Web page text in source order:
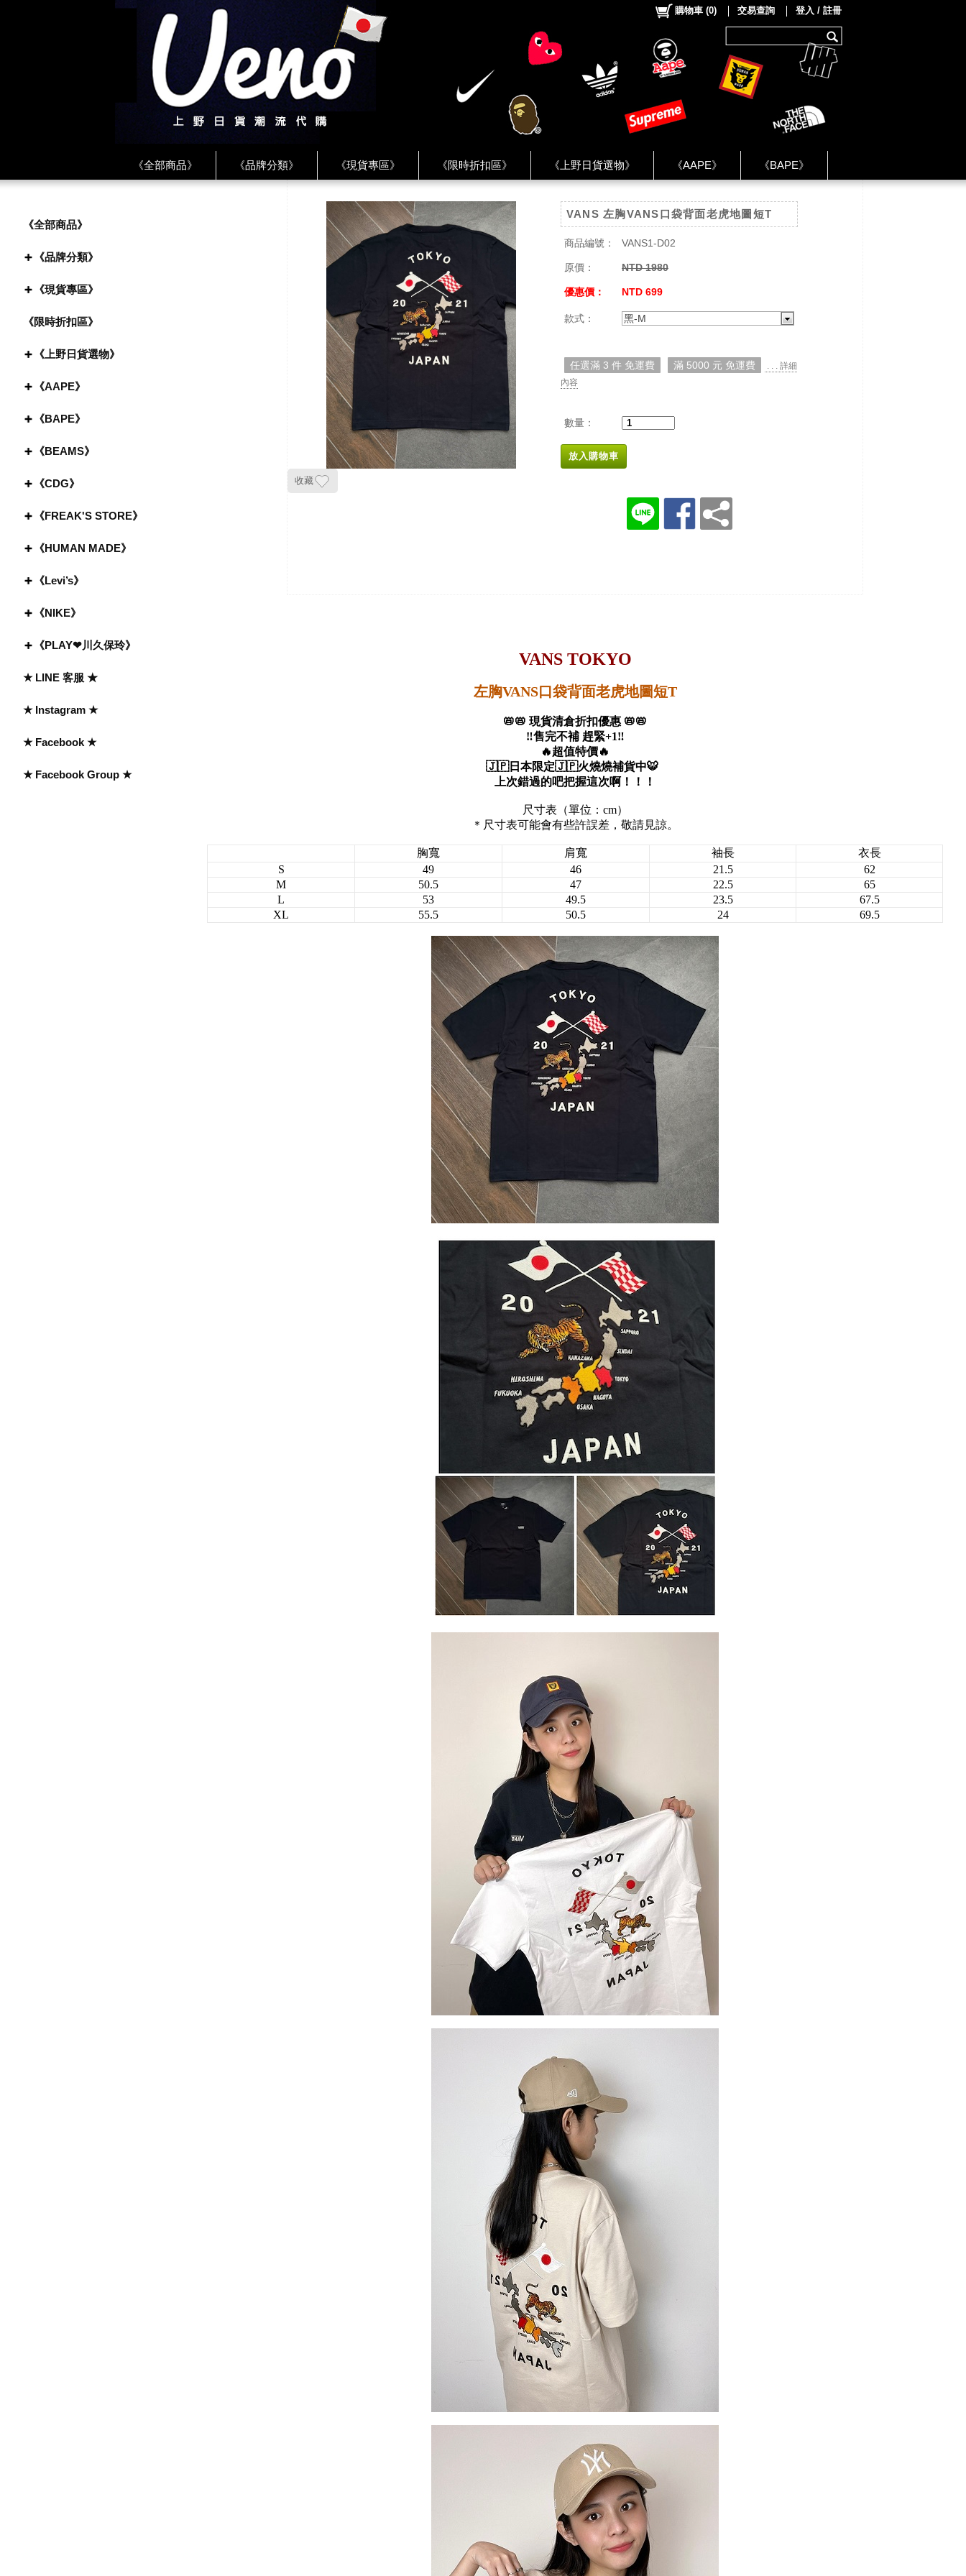
《全部商品》 《品牌分類》 《現貨專區》 《限時折扣區》 《上野日貨選物》 《AAPE》 《BAPE》
★ LINE 客服 ★ ★ Instagram ★ ★ Facebook ★ ★ Facebook Group ★
購物車 (0) 交易查詢 登入 / 註冊
《全部商品》
《品牌分類》
《現貨專區》
《限時折扣區》
《上野日貨選物》
《AAPE》
《BAPE》
《BEAMS》
《CDG》
《FREAK'S STORE》
《HUMAN MADE》
《Levi’s》
《NIKE》
《PLAY❤川久保玲》
★ LINE 客服 ★
★ Instagram ★
★ Facebook ★
★ Facebook Group ★
收藏
VANS 左胸VANS口袋背面老虎地圖短T
商品編號： VANS1-D02
原價： NTD 1980
優惠價： NTD 699
款式： 黑-M
任選滿 3 件 免運費 滿 5000 元 免運費
. . . 詳細
內容
數量：
放入購物車